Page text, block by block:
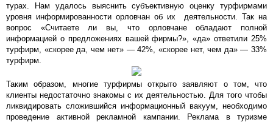
турах. Нам удалось выяснить субъективную оценку турфирмами
уровня информированности орловчан об их деятельности. Так на
вопрос «Считаете ли вы, что орловчане обладают полной
информацией о предложениях вашей фирмы?», «да» ответили 25%
турфирм, «скорее да, чем нет» — 42%, «скорее нет, чем да» — 33%
турфирм.
Таким образом, многие турфирмы открыто заявляют о том, что
клиенты недостаточно знакомы с их деятельностью. Для того чтобы
ликвидировать сложившийся информационный вакуум, необходимо
проведение активной рекламной кампании. Реклама в туризме